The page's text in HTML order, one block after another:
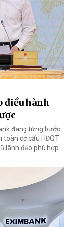
điều hành
đang từng bước
toàn cơ cấu HĐQT
lãnh đạo phù hợp